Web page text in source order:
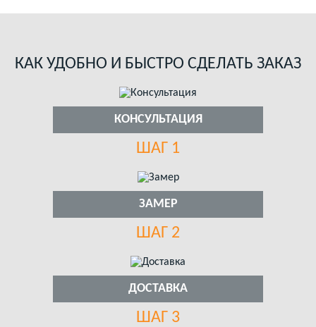
КАК УДОБНО И БЫСТРО СДЕЛАТЬ ЗАКАЗ
КОНСУЛЬТАЦИЯ
ШАГ 1
ЗАМЕР
ШАГ 2
ДОСТАВКА
ШАГ 3